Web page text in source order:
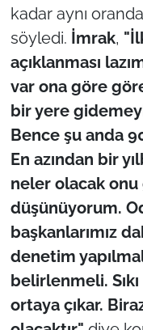
kadar aynı
söyledi. İmrak,
açıklanması
var ona göre
bir yere
Bence şu anda
En azından bir
neler olacak
düşünüyorum.
başkanlarımız
denetim
belirlenmeli.
ortaya çıkar.